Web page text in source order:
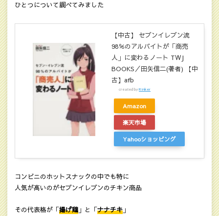
ひとつについて調べてみました
【中古】 セブンイレブン流
98％のアルバイトが「商売
人」に変わるノート TWJ
BOOKS／田矢信二(著者) 【中
古】afb
created byRinker
Amazon
楽天市場
Yahooショッピング
コンビニのホットスナックの中でも特に
人気が高いのがセブンイレブンのチキン商品
その代表格が「揚げ鶏 」と「ナナチキ 」